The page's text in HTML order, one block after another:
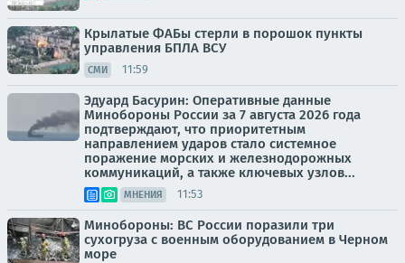
Крылатые ФАБы стерли в порошок пункты
управления БПЛА ВСУ
СМИ 11:59
Эдуард Басурин: Оперативные данные
Минобороны России за 7 августа 2026 года
подтверждают, что приоритетным
направлением ударов стало системное
поражение морских и железнодорожных
коммуникаций, а также ключевых узлов...
МНЕНИЯ 11:53
Минобороны: ВС России поразили три
сухогруза с военным оборудованием в Черном
море